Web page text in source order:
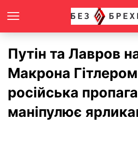
Путін та Лавров
Макрона
російська
маніпулює